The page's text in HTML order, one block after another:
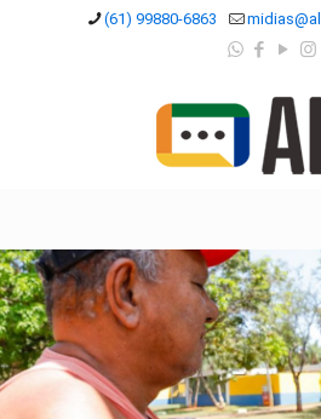
(61) 99880-6863